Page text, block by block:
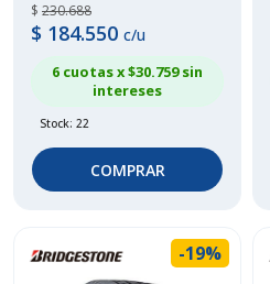
$ 230.688
$ 184.550 c/u
6 cuotas x $30.759sin
intereses
Stock: 22
COMPRAR
-19%